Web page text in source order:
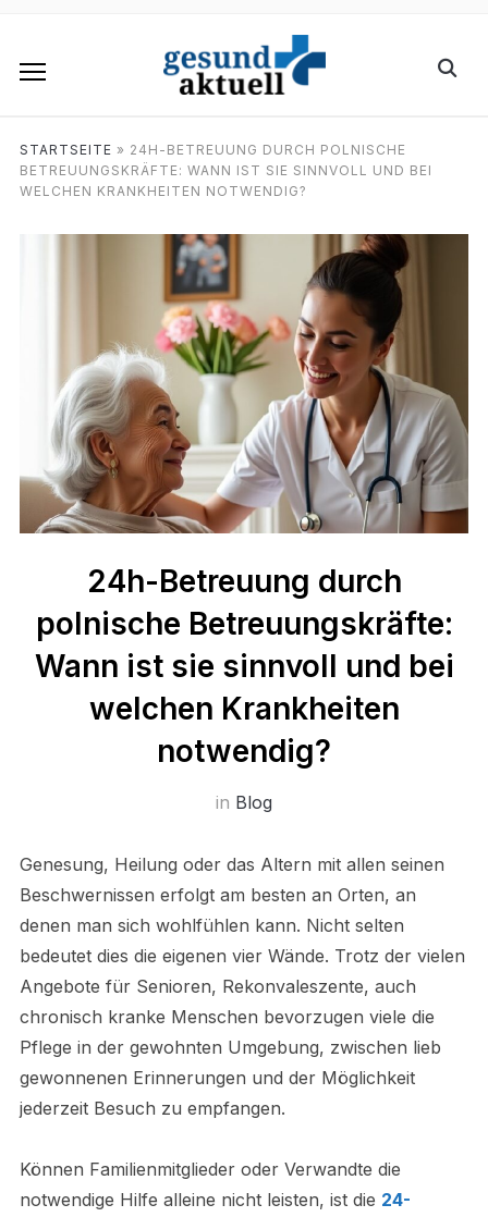
STARTSEITE » 24H-BETREUUNG DURCH POLNISCHE
BETREUUNGSKRÄFTE: WANN IST SIE SINNVOLL UND BEI
WELCHEN KRANKHEITEN NOTWENDIG?
24h-Betreuung durch
polnische Betreuungskräfte:
Wann ist sie sinnvoll und bei
welchen Krankheiten
notwendig?
in Blog
Genesung, Heilung oder das Altern mit allen seinen
Beschwernissen erfolgt am besten an Orten, an
denen man sich wohlfühlen kann. Nicht selten
bedeutet dies die eigenen vier Wände. Trotz der vielen
Angebote für Senioren, Rekonvaleszente, auch
chronisch kranke Menschen bevorzugen viele die
Pflege in der gewohnten Umgebung, zwischen lieb
gewonnenen Erinnerungen und der Möglichkeit
jederzeit Besuch zu empfangen.
Können Familienmitglieder oder Verwandte die
notwendige Hilfe alleine nicht leisten, ist die 24-